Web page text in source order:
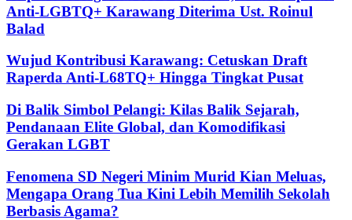
Anti-LGBTQ+ Karawang Diterima Ust. Roinul
Balad
Wujud Kontribusi Karawang: Cetuskan Draft
Raperda Anti-L68TQ+ Hingga Tingkat Pusat
Di Balik Simbol Pelangi: Kilas Balik Sejarah,
Pendanaan Elite Global, dan Komodifikasi
Gerakan LGBT
Fenomena SD Negeri Minim Murid Kian Meluas,
Mengapa Orang Tua Kini Lebih Memilih Sekolah
Berbasis Agama?